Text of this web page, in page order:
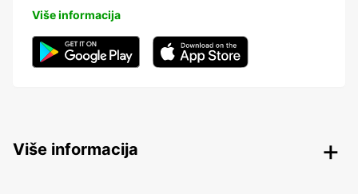
Više informacija
Više informacija